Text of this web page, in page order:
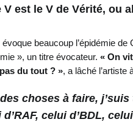
est le V de Vérité, ou
beaucoup l’épidémie
», un titre évocateur. « On
du tout ? », a lâché
choses à faire,
celui d’BDL,